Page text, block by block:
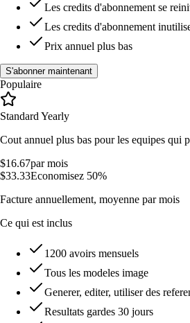
Les credits d'abonnement se
Les credits d'abonnement
Prix annuel plus bas
S'abonner maintenant
Populaire
Standard Yearly
Cout annuel plus bas pour les equipes qui
$16.67par mois
$33.33Economisez 50%
Facture annuellement, moyenne par mois
Ce qui est inclus
1200 avoirs mensuels
Tous les modeles image
Generer, editer, utiliser des
Resultats gardes 30 jours